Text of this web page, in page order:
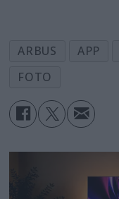
ARBUS APP
FOTO